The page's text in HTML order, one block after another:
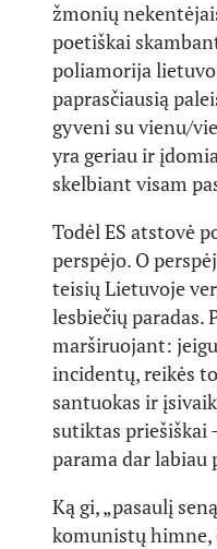
žmonių
poetiškai
poliamorija
paprasčiausią
gyveni su vienu/
yra geriau ir
skelbiant visam
Todėl ES atstovė
perspėjo. O
teisių Lietuvoje
lesbiečių paradas.
marširuojant:
incidentų, reikės
santuokas ir
sutiktas priešiškai
parama dar labiau
Ką gi, „pasaulį
komunistų himne,